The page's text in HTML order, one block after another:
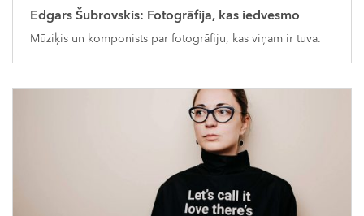
Edgars Šubrovskis: Fotogrāfija, kas iedvesmo
Mūziķis un komponists par fotogrāfiju, kas viņam ir tuva.